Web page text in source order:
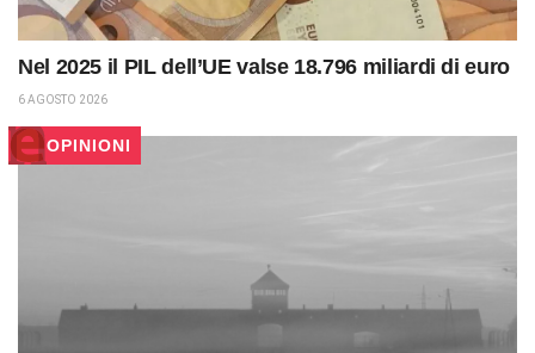
Nel 2025 il PIL dell’UE valse 18.796 miliardi di euro
6 AGOSTO 2026
OPINIONI